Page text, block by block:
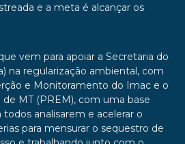
e a meta é alcançar os
vem para apoiar a Secretaria do
na regularização ambiental, com
e Monitoramento do Imac e o
MT (PREM), com uma base
analisarem e acelerar o
para mensurar o sequestro de